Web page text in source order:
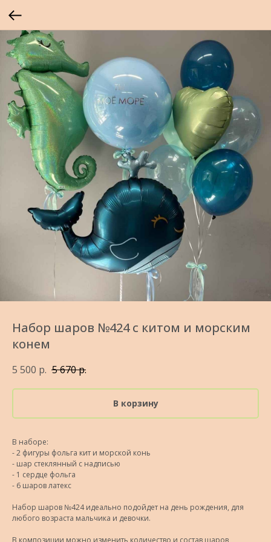
Набор шаров №424 с китом и морским
конем
5 500 р. 5 670р.
В корзину
В наборе:
- 2 фигуры фольга кит и морской конь
- шар стеклянный с надписью
- 1 сердце фольга
- 6 шаров латекс
Набор шаров №424 идеально подойдет на день рождения, для
любого возраста мальчика и девочки.